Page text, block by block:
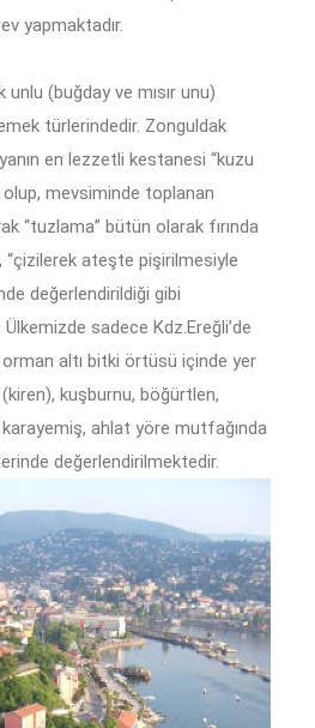
yapmaktadır.
unlu (buğday ve mısır unu)
türlerindedir. Zonguldak
en lezzetli kestanesi “kuzu
mevsiminde toplanan
“tuzlama” bütün olarak fırında
“çizilerek ateşte pişirilmesiyle
değerlendirildiği gibi
sadece Kdz.Ereğli’de
orman altı bitki örtüsü içinde yer
(kiren), kuşburnu, böğürtlen,
ahlat yöre mutfağında
değerlendirilmektedir.